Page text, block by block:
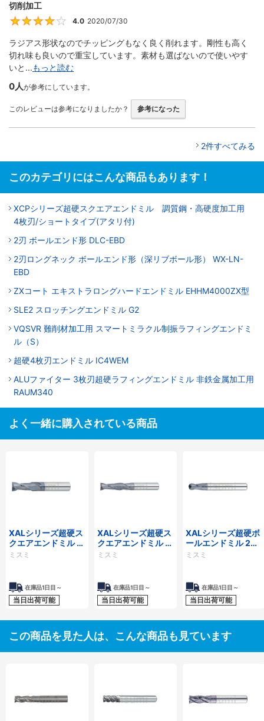
切削加工
4
4.0 2020/07/30
ラジアス形状なのでチッピングもなく良く削れます。剛性も高く
切れ味も良いので重宝しています。素材も選ばないので使いやす
いと...もっと読む
0人が参考にしています。
このレビューは参考になりましたか？ 参考になった
2件すべてみる
このカテゴリにはこんな商品もあります！
XCPシリーズ超硬スクエアエンドミル 調質鋼・高硬度加工用
4枚刃/ショートタイプ(アタリ付)
2刃 ボールエンド形 DLC-EBD
2刃ロングネック ボールエンド形（深リブボール形） WX-LN-
EBD
ZXコート エキストラロングハードエンドミル EHHM4000ZX型
SLE2 スロッチングエンドミル G2
VQSVR 難削材加工用 スマートミラクル制振ラフィングエンドミ
ル（S）
超硬4枚刃エンドミル IC4WEM
ALUファイター 3枚刃超硬ラフィングエンドミル 非鉄金属加工用
RAUM340
よく一緒に購入されている商品
XALシリーズ超硬ス
クエアエンドミル 2
枚刃/刃長2D（ショ
ミスミ
在庫品1日目～
当日出荷可能
XALシリーズ超硬ス
クエアエンドミル 2
枚刃/刃長3Dタイプ
ミスミ
在庫品1日目～
当日出荷可能
XALシリーズ超硬ボ
ールエンドミル 2枚
刃/ショートタイプ
ミスミ
在庫品1日目～
当日出荷可能
この商品を見た人は、こんな商品も見ています